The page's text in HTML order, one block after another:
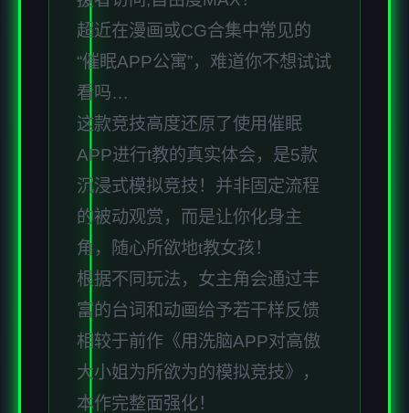
超近在漫画或CG合集中常见的
“催眠APP公寓”，难道你不想试试
看吗…
这款竞技高度还原了使用催眠
APP进行t教的真实体会，是5款
沉浸式模拟竞技！并非固定流程
的被动观赏，而是让你化身主
角，随心所欲地t教女孩！
根据不同玩法，女主角会通过丰
富的台词和动画给予若干样反馈
相较于前作《用洗脑APP对高傲
大小姐为所欲为的模拟竞技》，
本作完整面强化！